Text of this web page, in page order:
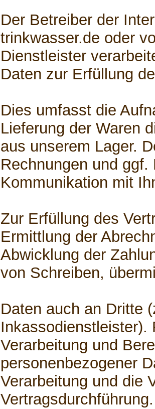
Der Betreiber der
trinkwasser.de oder
Dienstleister
Daten zur Erfüllung
Dies umfasst die
Lieferung der Waren
aus unserem Lager.
Rechnungen und
Kommunikation mit
Zur Erfüllung des
Ermittlung der
Abwicklung der
von Schreiben,
Daten auch an Dritte
Inkassodienstleister).
Verarbeitung und
personenbezogener
Verarbeitung und die